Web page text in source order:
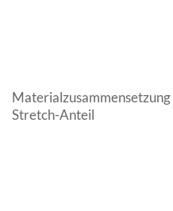
Materialzusammensetzung
Stretch-Anteil